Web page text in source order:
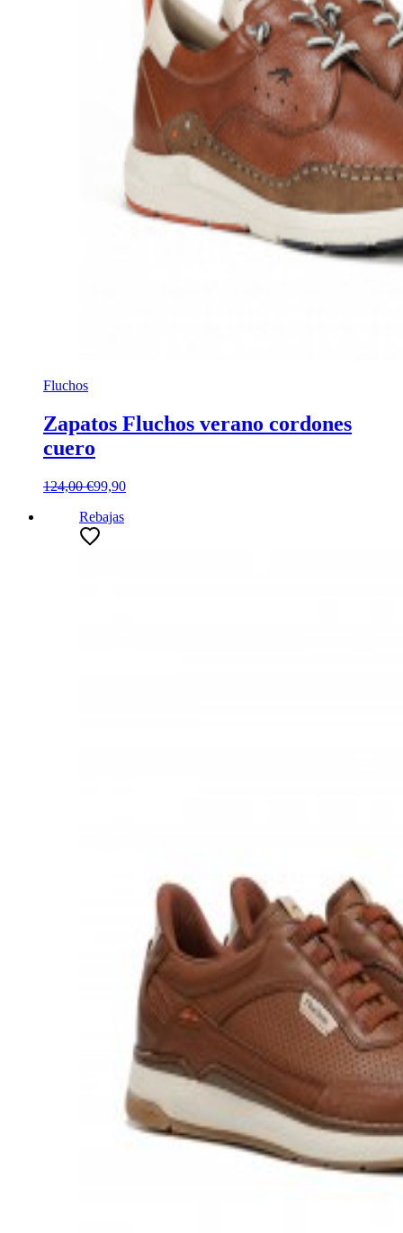
Fluchos
Zapatos Fluchos verano cordones
cuero
124,00 €99,90
Rebajas